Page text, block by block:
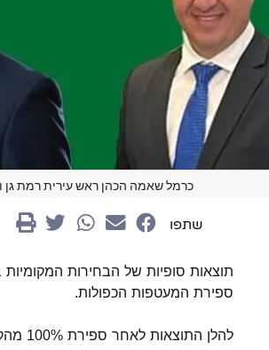
כרמל שאמה הכהן ראש עירית רמת גן
שתפו
תוצאות סופיות של הבחירות
ספירת המעטפות הכפולות.
להלן התוצאות לאחר ספירת 100% מהקולות.